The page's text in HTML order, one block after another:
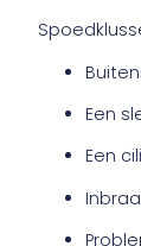
Een
Een